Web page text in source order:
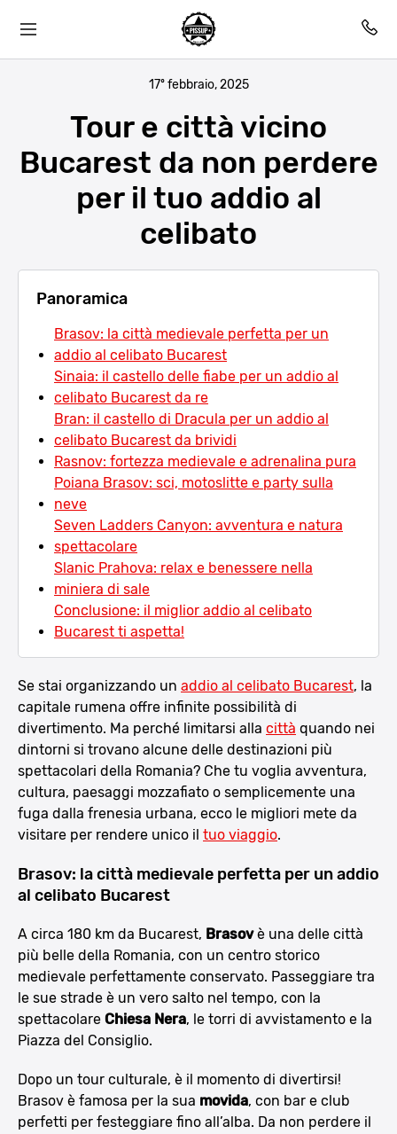
17º febbraio, 2025
Tour e città vicino
Bucarest da non perdere
per il tuo addio al
celibato
Panoramica
Brasov: la città medievale perfetta per un
addio al celibato Bucarest
Sinaia: il castello delle fiabe per un addio al
celibato Bucarest da re
Bran: il castello di Dracula per un addio al
celibato Bucarest da brividi
Rasnov: fortezza medievale e adrenalina pura
Poiana Brasov: sci, motoslitte e party sulla
neve
Seven Ladders Canyon: avventura e natura
spettacolare
Slanic Prahova: relax e benessere nella
miniera di sale
Conclusione: il miglior addio al celibato
Bucarest ti aspetta!
Se stai organizzando un addio al celibato Bucarest, la
capitale rumena offre infinite possibilità di
divertimento. Ma perché limitarsi alla città quando nei
dintorni si trovano alcune delle destinazioni più
spettacolari della Romania? Che tu voglia avventura,
cultura, paesaggi mozzafiato o semplicemente una
fuga dalla frenesia urbana, ecco le migliori mete da
visitare per rendere unico il tuo viaggio.
Brasov: la città medievale perfetta per un addio
al celibato Bucarest
A circa 180 km da Bucarest, Brasovè una delle città
più belle della Romania, con un centro storico
medievale perfettamente conservato. Passeggiare tra
le sue strade è un vero salto nel tempo, con la
spettacolare Chiesa Nera, le torri di avvistamento e la
Piazza del Consiglio.
Dopo un tour culturale, è il momento di divertirsi!
Brasov è famosa per la sua movida, con bar e club
perfetti per festeggiare fino all’alba. Da non perdere il